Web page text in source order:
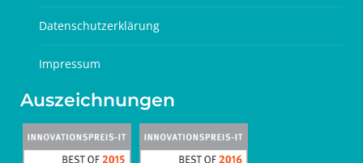
Datenschutzerklärung
Impressum
Auszeichnungen